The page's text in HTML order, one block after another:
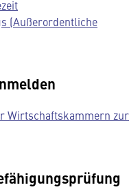
(Außerordentliche
Wirtschaftskammern zur